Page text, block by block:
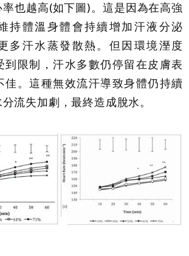
也越高(如下圖)。這是因為在高強
持體溫身體會持續增加汗液分泌
多汗水蒸發散熱。但因環境溼度
到限制，汗水多數仍停留在皮膚表
佳。這種無效流汗導致身體仍持續
流失加劇，最終造成脫水。